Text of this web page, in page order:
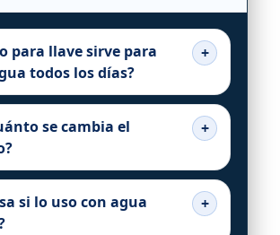
para llave sirve para
todos los días?
se cambia el
si lo uso con agua